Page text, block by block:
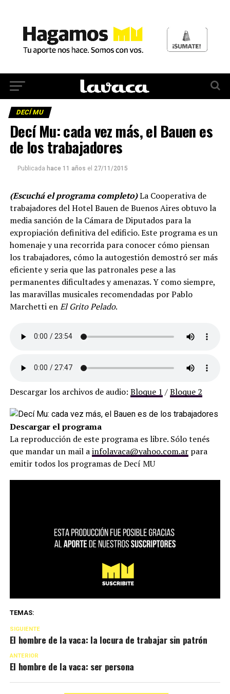
DECÍ MU
Decí Mu: cada vez más, el Bauen es
de los trabajadores
Publicada hace 11 años el 27/11/2015
(Escuchá el programa completo)La Cooperativa de
trabajadores del Hotel Bauen de Buenos Aires obtuvo la
media sanción de la Cámara de Diputados para la
expropiación definitiva del edificio. Este programa es un
homenaje y una recorrida para conocer cómo piensan
los trabajadores, cómo la autogestión demostró ser más
eficiente y seria que las patronales pese a las
permanentes dificultades y amenazas. Y como siempre,
las maravillas musicales recomendadas por Pablo
Marchetti enEl Grito Pelado.
Descargar los archivos de audio: Bloque 1 /Bloque 2
Descargar el programa
La reproducción de este programa es libre. Sólo tenés
que mandar un mail ainfolavaca@yahoo.com.arpara
emitir todos los programas de Decí MU
TEMAS:
SIGUIENTE
El hombre de la vaca: la locura de trabajar sin patrón
ANTERIOR
El hombre de la vaca: ser persona